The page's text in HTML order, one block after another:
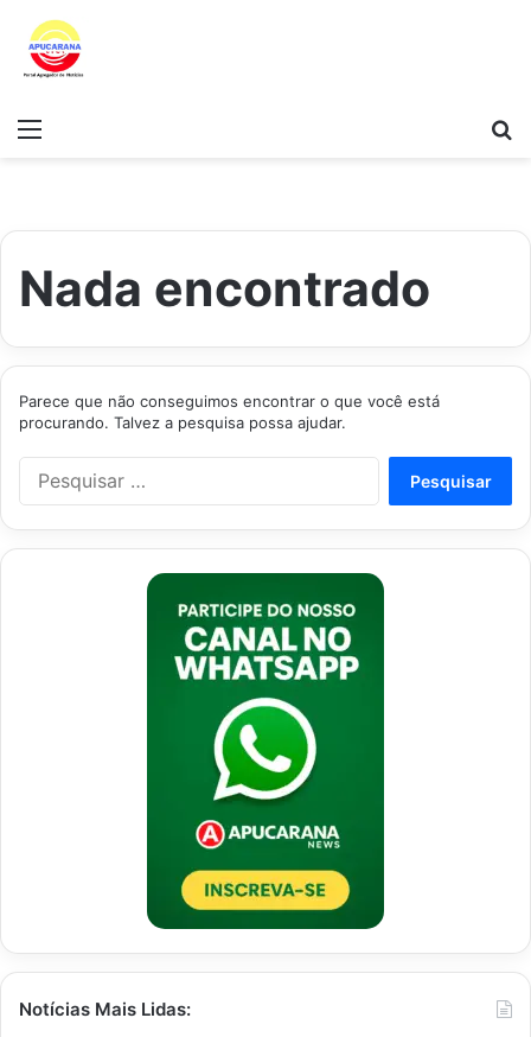
Menu
Nada encontrado
Parece que não conseguimos encontrar o que você está
procurando. Talvez a pesquisa possa ajudar.
Notícias Mais Lidas: